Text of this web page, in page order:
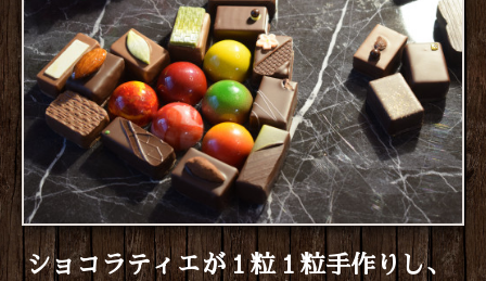
ショコラティエが１粒１粒手作りし、